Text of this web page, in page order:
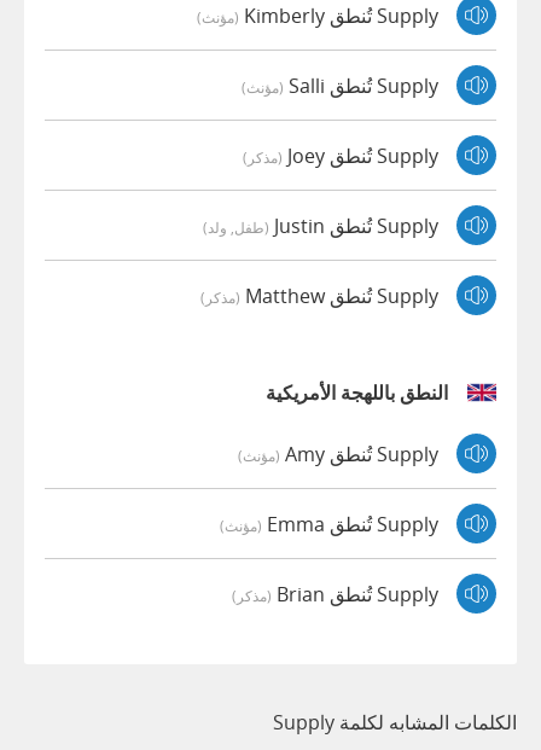
Supply تُنطق Kimberly (مؤنث)
Supply تُنطق Salli (مؤنث)
Supply تُنطق Joey (مذكر)
Supply تُنطق Justin (طفل, ولد)
Supply تُنطق Matthew (مذكر)
النطق باللهجة الأمريكية
Supply تُنطق Amy (مؤنث)
Supply تُنطق Emma (مؤنث)
Supply تُنطق Brian (مذكر)
الكلمات المشابه لكلمة Supply